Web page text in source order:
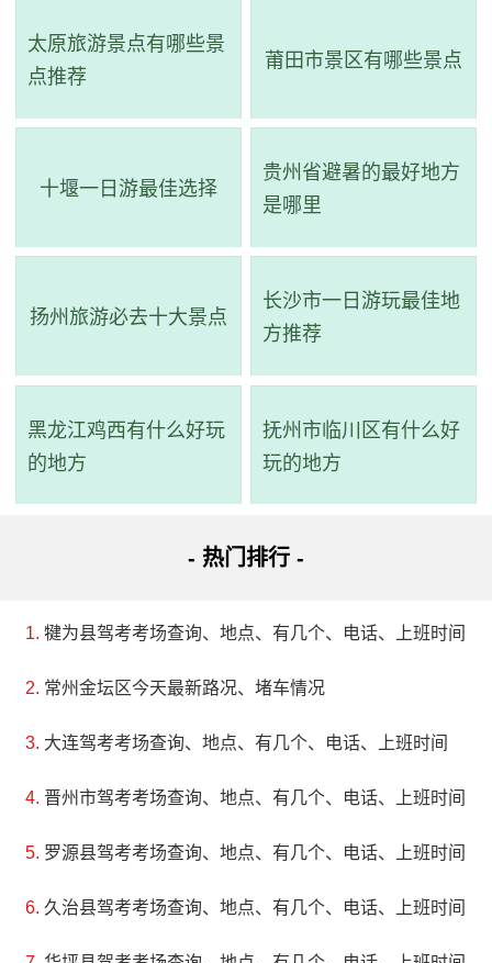
落。经明万历四十三年高僧性麟和尚募缘修复。寺内有方册
《大藏经》、古钟等珍贵文物。
3、连江溪山休闲旅游度假村
绕着潺潺西溪和波光粼粼的鳌江。该度假村以其优质的温泉
资源而著名，素有“福建温泉之乡溪山第一”之称。此外，度假
为核心。客人可以在清雅的环境中放松身心，体验中国首个
高端会议式温泉度假村的服务。
太原旅游景点有哪些景
点推荐
莆田市景区有哪些景点
十堰一日游最佳选择
贵州省避暑的最好地方
是哪里
扬州旅游必去十大景点
长沙市一日游玩最佳地
方推荐
黑龙江鸡西有什么好玩
的地方
抚州市临川区有什么好
玩的地方
- 热门排行 -
犍为县驾考考场查询、地点、有几个、电话、上班时间
常州金坛区今天最新路况、堵车情况
大连驾考考场查询、地点、有几个、电话、上班时间
晋州市驾考考场查询、地点、有几个、电话、上班时间
罗源县驾考考场查询、地点、有几个、电话、上班时间
久治县驾考考场查询、地点、有几个、电话、上班时间